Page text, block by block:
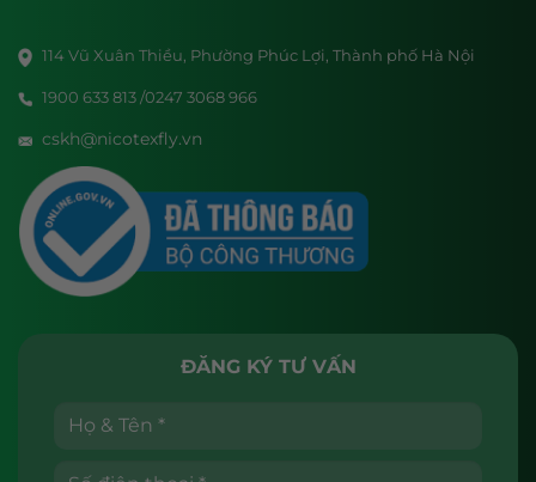
114 Vũ Xuân Thiều, Phường Phúc Lợi, Thành phố Hà Nội
1900 633 813 /0247 3068 966
cskh@nicotexfly.vn
ĐĂNG KÝ TƯ VẤN